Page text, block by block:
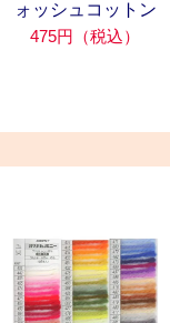
ォッシュコットン
475円（税込）